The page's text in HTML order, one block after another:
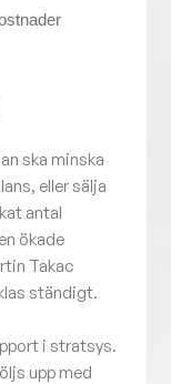
ska minska
eller sälja
antal
ökade
Takac
ständigt.
i stratsys.
upp med